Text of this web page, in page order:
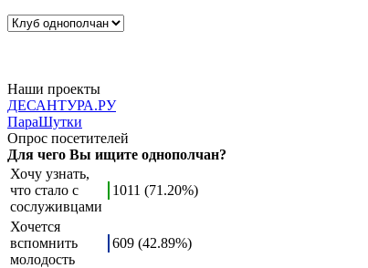
Наши проекты
ДЕСАНТУРА.РУ
ПараШутки
Опрос посетителей
Для чего Вы ищите однополчан?
Хочу узнать,
что стало с
сослуживцами
1011 (71.20%)
Хочется
вспомнить
молодость
609 (42.89%)